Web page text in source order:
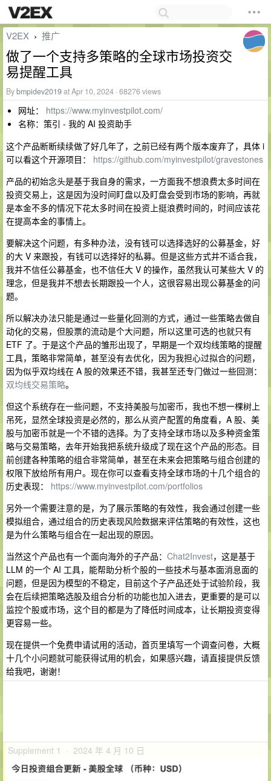
V2EX › 推广
做了一个支持多策略的全球市场投资交
易提醒工具
Bybmpidev2019at Apr 10, 2024 · 68276 views
网址： https://www.myinvestpilot.com/
名称：策引 - 我的 AI 投资助手
这个产品断断续续做了好几年了，之前已经有两个版本废弃了，具体 i
可以看这个开源项目： https://github.com/myinvestpilot/gravestones
产品的初始念头是基于我自身的需求，一方面我不想浪费太多时间在
投资交易上，这是因为没时间盯盘以及盯盘会受到市场的影响，再就
是本金不多的情况下花太多时间在投资上挺浪费时间的，时间应该花
在提高本金的事情上。
要解决这个问题，有多种办法，没有钱可以选择选好的公募基金，好
的大 V 来跟投，有钱可以选择好的私募。但是这些方式并不适合我，
我并不信任公募基金，也不信任大 V 的操作，虽然我认可某些大 V 的
理念，但是我并不想去长期跟投一个人，这很容易出现公募基金的问
题。
所以解决办法只能是通过一些量化回测的方式，通过一些策略去做自
动化的交易，但股票的流动是个大问题，所以这里可选的也就只有
ETF 了。于是这个产品的雏形出现了，早期是一个双均线策略的提醒
工具，策略非常简单，甚至没有去优化，因为我担心过拟合的问题，
因为似乎双均线在 A 股的效果还不错，我甚至还专门做过一些回测：
双均线交易策略。
但这个系统存在一些问题，不支持美股与加密币，我也不想一棵树上
吊死，显然全球投资是必然的，那么从资产配置的角度看，A 股、美
股与加密币就是一个不错的选择。为了支持全球市场以及多种资金策
略与交易策略，去年开始我把系统升级成了现在这个产品的形态。目
前创建各种策略的组合非常简单，甚至在未来会把策略与组合创建的
权限下放给所有用户。现在你可以查看支持全球市场的十几个组合的
历史表现： https://www.myinvestpilot.com/portfolios
另外一个需要注意的是，为了展示策略的有效性，我会通过创建一些
模拟组合，通过组合的历史表现风险数据来评估策略的有效性，这也
是为什么策略与组合在一起出现的原因。
当然这个产品也有一个面向海外的子产品： Chat2Invest，这是基于
LLM 的一个 AI 工具，能帮助分析个股的一些技术与基本面消息面的
问题，但是因为模型的不稳定，目前这个子产品还处于试验阶段，我
会在后续把策略选股及组合分析的功能也加入进去，更重要的是可以
监控个股或市场，这个目的都是为了降低时间成本，让长期投资变得
更容易一些。
现在提供一个免费申请试用的活动，首页里填写一个调查问卷，大概
十几个小问题就可能获得试用的机会，如果感兴趣，请直接提供反馈
给我吧，谢谢！
Supplement 1 · 2024 年 4 月 10 日